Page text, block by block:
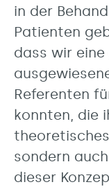
in der
Patienten
dass wir
Referenten
konnten, die
sondern
dieser